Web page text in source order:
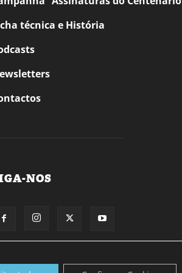
técnica e História
NOS